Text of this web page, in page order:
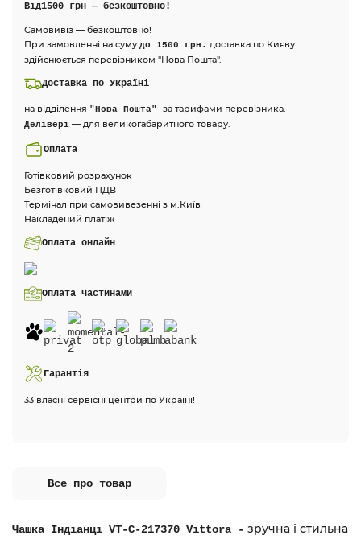
Від1500 грн — безкоштовно!
Самовивіз — безкоштовно!
При замовленні на суму до 1500 грн. доставка по Києву
здійснюється перевізником "Нова Пошта".
Доставка по Україні
на відділення "Нова Пошта" за тарифами перевізника.
Делівері — для великогабаритного товару.
Оплата
Готівковий розрахунок
Безготівковий ПДВ
Термінал при самовивезенні з м.Київ
Накладений платіж
Оплата онлайн
Оплата частинами
Гарантія
33 власні сервісні центри по Україні!
Все про товар
Чашка Індіанці VT-C-217370 Vittora - зручна і стильна